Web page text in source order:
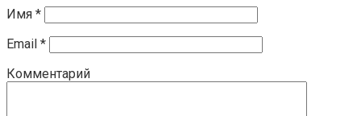
Имя *
Email *
Комментарий